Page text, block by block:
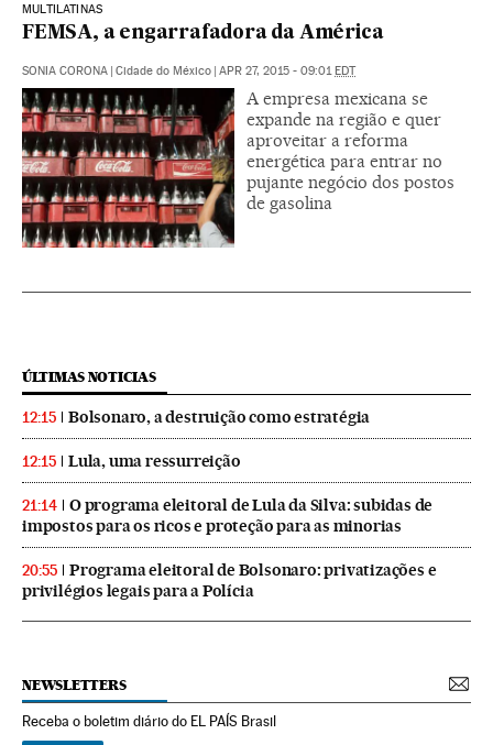
MULTILATINAS
FEMSA, a engarrafadora da América
SONIA CORONA | Cidade do México | APR 27, 2015 - 09:01EDT
A empresa mexicana se
expande na região e quer
aproveitar a reforma
energética para entrar no
pujante negócio dos postos
de gasolina
ÚLTIMAS NOTICIAS
12:15 Bolsonaro, a destruição como estratégia
12:15 Lula, uma ressurreição
21:14
O programa eleitoral de Lula da Silva: subidas de
impostos para os ricos e proteção para as minorias
20:55
Programa eleitoral de Bolsonaro: privatizações e
privilégios legais para a Polícia
NEWSLETTERS
Receba o boletim diário do EL PAÍS Brasil